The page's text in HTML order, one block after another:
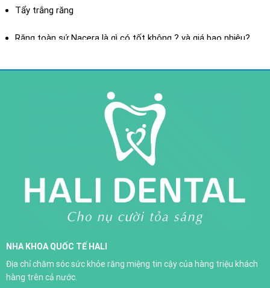
Dán sứ Veneer
Trồng răng implant
XEM THÊM
Tẩy trắng răng
Răng toàn sứ Nacera là gì có tốt không ? và giá bao nhiêu?
Răng sứ toàn sứ H-Saphir
NHA KHOA QUỐC TẾ HALI
Địa chỉ chăm sóc sức khỏe răng miệng tin cậy của hàng triệu khách
hàng trên cả nước.